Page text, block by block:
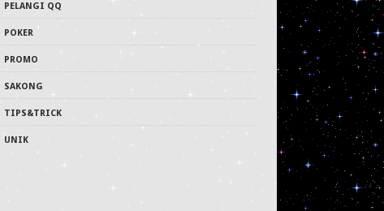
PELANGI QQ
POKER
PROMO
SAKONG
TIPS&TRICK
UNIK